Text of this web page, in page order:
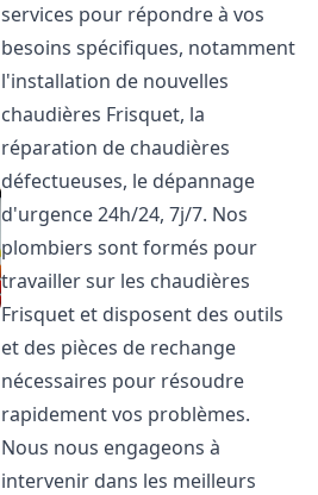
services pour répondre à vos
besoins spécifiques, notamment
l'installation de nouvelles
chaudières Frisquet, la
réparation de chaudières
défectueuses, le dépannage
d'urgence 24h/24, 7j/7. Nos
plombiers sont formés pour
travailler sur les chaudières
Frisquet et disposent des outils
et des pièces de rechange
nécessaires pour résoudre
rapidement vos problèmes.
Nous nous engageons à
intervenir dans les meilleurs